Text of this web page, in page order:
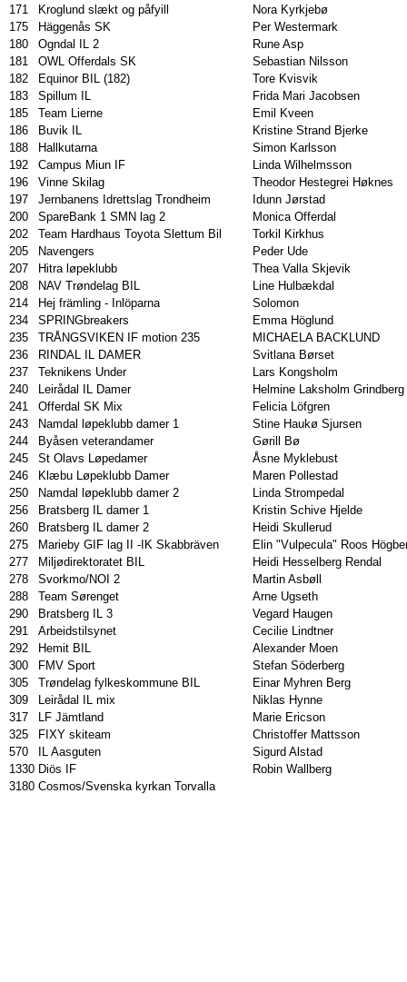
171
Kroglund slækt og påfyill
Nora Kyrkjebø
175
Häggenås SK
Per Westermark
180
Ogndal IL 2
Rune Asp
181
OWL Offerdals SK
Sebastian Nilsson
182
Equinor BIL (182)
Tore Kvisvik
183
Spillum IL
Frida Mari Jacobsen
185
Team Lierne
Emil Kveen
186
Buvik IL
Kristine Strand Bjerke
188
Hallkutarna
Simon Karlsson
192
Campus Miun IF
Linda Wilhelmsson
196
Vinne Skilag
Theodor Hestegrei Høknes
197
Jernbanens Idrettslag Trondheim
Idunn Jørstad
200
SpareBank 1 SMN lag 2
Monica Offerdal
202
Team Hardhaus Toyota Slettum Bil
Torkil Kirkhus
205
Navengers
Peder Ude
207
Hitra løpeklubb
Thea Valla Skjevik
208
NAV Trøndelag BIL
Line Hulbækdal
214
Hej främling - Inlöparna
Solomon
234
SPRINGbreakers
Emma Höglund
235
TRÅNGSVIKEN IF motion 235
MICHAELA BACKLUND
236
RINDAL IL DAMER
Svitlana Børset
237
Teknikens Under
Lars Kongsholm
240
Leirådal IL Damer
Helmine Laksholm Grindberg
241
Offerdal SK Mix
Felicia Löfgren
243
Namdal løpeklubb damer 1
Stine Haukø Sjursen
244
Byåsen veterandamer
Gørill Bø
245
St Olavs Løpedamer
Åsne Myklebust
246
Klæbu Løpeklubb Damer
Maren Pollestad
250
Namdal løpeklubb damer 2
Linda Strompedal
256
Bratsberg IL damer 1
Kristin Schive Hjelde
260
Bratsberg IL damer 2
Heidi Skullerud
275
Marieby GIF lag II -IK Skabbräven
Elin "Vulpecula" Roos
277
Miljødirektoratet BIL
Heidi Hesselberg Rendal
278
Svorkmo/NOI 2
Martin Asbøll
288
Team Sørenget
Arne Ugseth
290
Bratsberg IL 3
Vegard Haugen
291
Arbeidstilsynet
Cecilie Lindtner
292
Hemit BIL
Alexander Moen
300
FMV Sport
Stefan Söderberg
305
Trøndelag fylkeskommune BIL
Einar Myhren Berg
309
Leirådal IL mix
Niklas Hynne
317
LF Jämtland
Marie Ericson
325
FIXY skiteam
Christoffer Mattsson
570
IL Aasguten
Sigurd Alstad
1330 Diös IF
Robin Wallberg
3180 Cosmos/Svenska kyrkan Torvalla